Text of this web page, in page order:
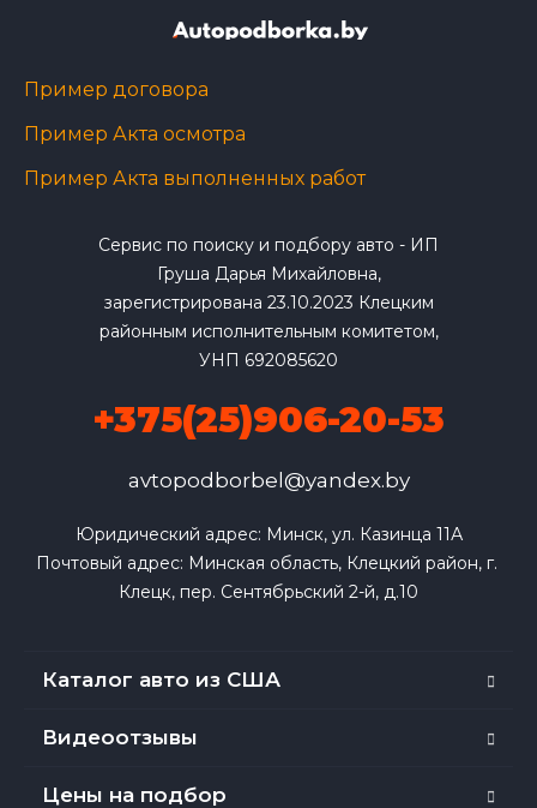
Пример договора
Пример Акта осмотра
Пример Акта выполненных работ
Сервис по поиску и подбору авто - ИП
Груша Дарья Михайловна,
зарегистрирована 23.10.2023 Клецким
районным исполнительным комитетом,
УНП 692085620
+375(25)906-20-53
avtopodborbel@yandex.by
Юридический адрес: Минск, ул. Казинца 11А
Почтовый адрес: Минская область, Клецкий район, г.
Клецк, пер. Сентябрьский 2-й, д.10
Каталог авто из США
Видеоотзывы
Цены на подбор